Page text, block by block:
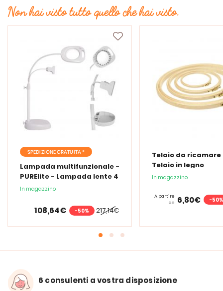
Non hai visto tutto quello che hai visto.
SPEDIZIONE GRATUITA *
Lampada multifunzionale -
PURElite - Lampada lente 4
in 1
In magazzino
217,14€
108,64€ -50%
Telaio da ricamare
Telaio in legno
In magazzino
A partire
de 6,80€ -50%
6 consulenti a vostra disposizione